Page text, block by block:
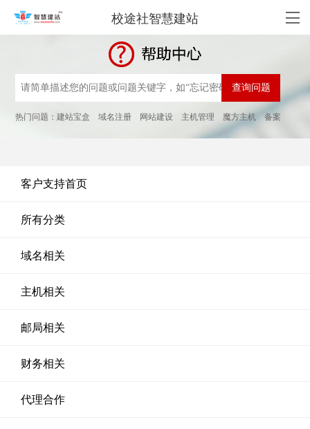
校途社智慧建站
热门问题：建站宝盒 域名注册 网站建设 主机管理 魔方主机 备案
客户支持首页
所有分类
域名相关
主机相关
邮局相关
财务相关
代理合作